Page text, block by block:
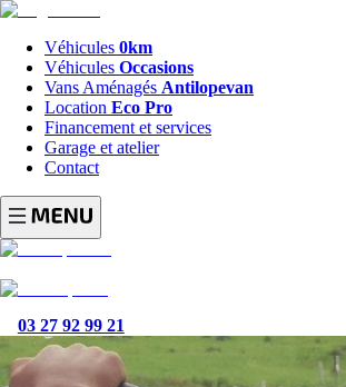
Véhicules 0km
Véhicules Occasions
Vans Aménagés Antilopevan
Location Eco Pro
Financement et services
Garage et atelier
Contact
03 27 92 99 21